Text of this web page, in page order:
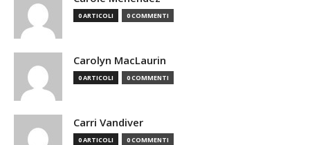
0 ARTICOLI 0 COMMENTI
Carolyn MacLaurin
0 ARTICOLI 0 COMMENTI
Carri Vandiver
0 ARTICOLI 0 COMMENTI